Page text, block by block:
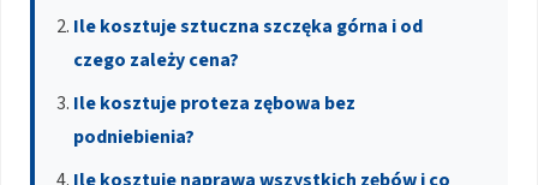
Ile kosztuje sztuczna szczęka górna i od
czego zależy cena?
Ile kosztuje proteza zębowa bez
podniebienia?